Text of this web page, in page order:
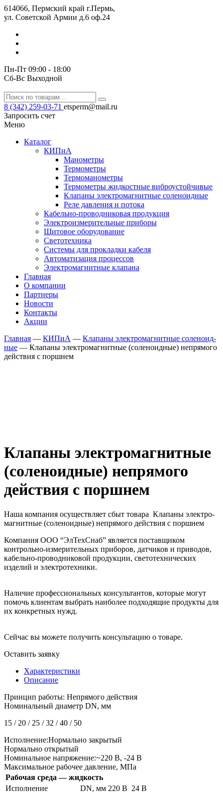
614066, Пермский край г.Пермь,
ул. Советской Армии д.6 оф.24
Пн-Пт 09:00 - 18:00
Сб-Вс Выходной
8 (342) 259-03-71 etsperm@mail.ru
Запросить счет
Меню
Каталог
КИПиА
Манометры
Термометры
Термомано­мет­ры
Термометры жидкостные виброустойчивые
Клапаны электро­маг­нит­ные соле­но­ид­ные
Реле давления и потока
Кабельно-проводниковая продукция
Электроизмерительные приборы
Щитовое оборудование
Светотехника
Системы для прокладки кабеля
Автоматизация процессов
Электромагнитные клапана
Главная
О компании
Партнеры
Новости
Контакты
Акции
Главная — КИПиА — Клапаны электро­маг­нит­ные соле­но­ид­
ные — Клапаны электро­маг­нит­ные (соле­но­ид­ные) непря­мо­го
дейст­вия с порш­нем
Клапаны электро­маг­нит­ные
(соле­но­ид­ные) непря­мо­го
дейст­вия с порш­нем
Наша компания осуществляет сбыт товара Клапаны электро­
маг­нит­ные (соле­но­ид­ные) непря­мо­го дейст­вия с порш­нем
Компания ООО “ЭлТехСнаб” является поставщиком
контрольно-измерительных приборов, датчиков и приводов,
кабельно-проводниковой продукции, светотехнических
изделий и электротехники.
Наличие профессиональных консультантов, которые могут
помочь клиентам выбрать наиболее подходящие продукты для
их конкретных нужд.
Сейчас вы можете получить консультацию о товаре.
Оставить заявку
Характеристики
Описание
Принцип работы: Непрямого действия
Номинальный диаметр DN, мм
15 / 20 / 25 / 32 / 40 / 50
Исполнение:Нормально закрытый
Нормально открытый
Номинальное напряжение:~220 В, -24 В
Максимальное рабочее давление, МПа
Рабочая среда — жидкость
Исполнение
DN, мм 220 В 24 В